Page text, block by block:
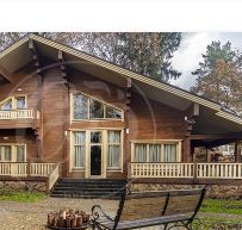
ещё 10 фотографий